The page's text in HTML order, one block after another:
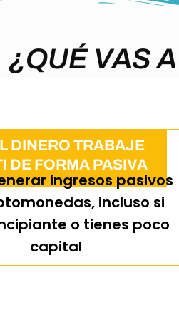
¿QUÉ VAS
DINERO TRABAJE
DE FORMA PASIVA
ingresos pasivos
incluso si
o tienes poco
capital